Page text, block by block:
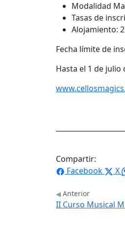
Modalidad
Tasas de
Alojamiento:
Fecha límite de
Hasta el 1 de julio
Compartir:
Facebook
X
Anterior
II Curso Musical